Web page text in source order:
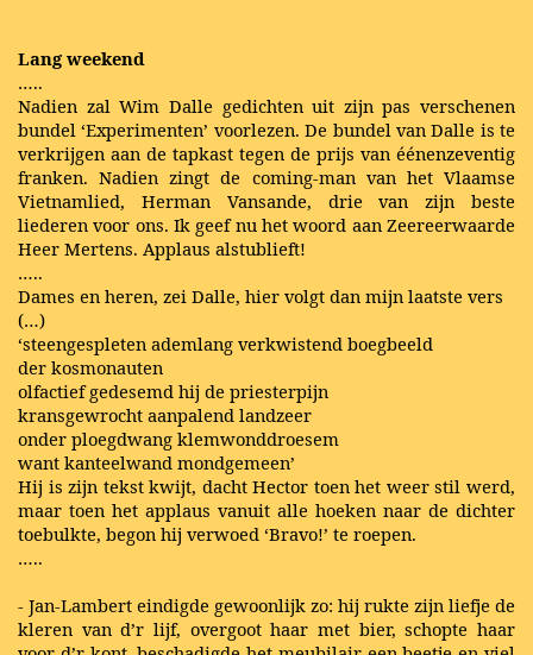
Lang weekend
…..
Nadien zal Wim Dalle gedichten uit zijn pas verschenen
bundel ‘Experimenten’ voorlezen. De bundel van Dalle is te
verkrijgen aan de tapkast tegen de prijs van éénenzeventig
franken. Nadien zingt de coming-man van het Vlaamse
Vietnamlied, Herman Vansande, drie van zijn beste
liederen voor ons. Ik geef nu het woord aan Zeereerwaarde
Heer Mertens. Applaus alstublieft!
…..
Dames en heren, zei Dalle, hier volgt dan mijn laatste vers
(…)
‘steengespleten ademlang verkwistend boegbeeld
der kosmonauten
olfactief gedesemd hij de priesterpijn
kransgewrocht aanpalend landzeer
onder ploegdwang klemwonddroesem
want kanteelwand mondgemeen’
Hij is zijn tekst kwijt, dacht Hector toen het weer stil werd,
maar toen het applaus vanuit alle hoeken naar de dichter
toebulkte, begon hij verwoed ‘Bravo!’ te roepen.
…..
- Jan-Lambert eindigde gewoonlijk zo: hij rukte zijn liefje de
kleren van d’r lijf, overgoot haar met bier, schopte haar